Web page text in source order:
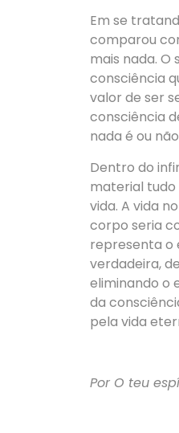
Em se
comparou
mais nada. O
consciência
valor de ser
consciência
nada é ou
Dentro do
material
vida. A vida
corpo seria
representa o
verdadeira,
eliminando o
da
pela vida
Por O teu